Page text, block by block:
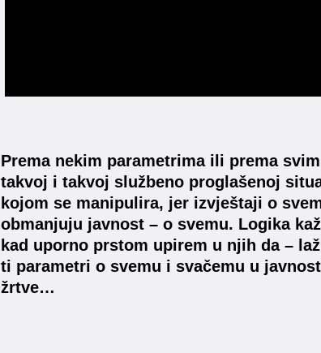
Prema nekim parametrima ili prema
takvoj i takvoj službeno proglašenoj
kojom se manipulira, jer izvještaji o
obmanjuju javnost – o svemu. Logika
kad uporno prstom upirem u njih da –
ti parametri o svemu i svačemu u
žrtve…